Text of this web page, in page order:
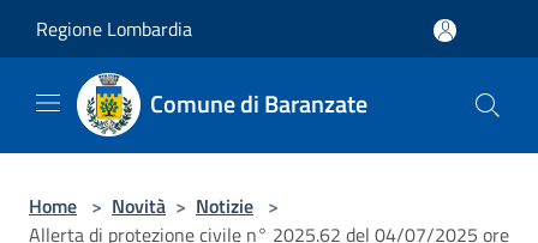
Regione Lombardia
Comune di Baranzate
Home > Novità > Notizie >
Allerta di protezione civile n° 2025.62 del 04/07/2025 ore